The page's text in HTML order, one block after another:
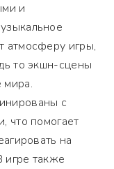
и
атмосферу игры,
то экшн-сцены
мира.
с
что помогает
на
игре также